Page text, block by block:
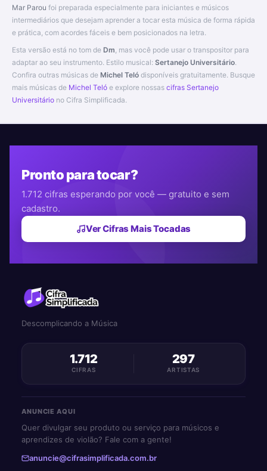
Mar Parou foi preparada especialmente para iniciantes e músicos
intermediários que desejam aprender a tocar esta música de forma rápida
e prática, com acordes fáceis e bem posicionados na letra.
Esta versão está no tom de Dm , mas você pode usar o transpositor para
adaptar ao seu instrumento. Estilo musical: Sertanejo Universitário.
Confira outras músicas de Michel Teló disponíveis gratuitamente. Busque
mais músicas de Michel Teló e explore nossas cifras Sertanejo
Universitário no Cifra Simplificada.
Pronto para tocar?
1.712 cifras esperando por você — gratuito e sem
cadastro.
Ver Cifras Mais Tocadas
Descomplicando a Música
1.712
CIFRAS
297
ARTISTAS
ANUNCIE AQUI
Quer divulgar seu produto ou serviço para músicos e
aprendizes de violão? Fale com a gente!
anuncie@cifrasimplificada.com.br